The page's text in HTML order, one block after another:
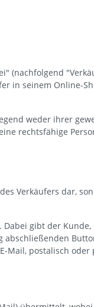
(nachfolgend
in seinem Online-
weder ihrer
rechtsfähige
Verkäufers dar,
gibt der
Mail, postalisch